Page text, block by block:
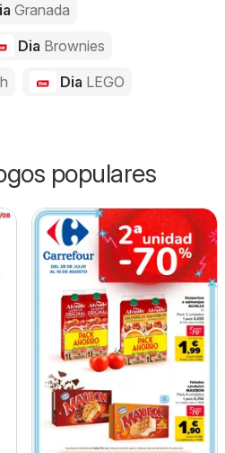
Granada
Dia Brownies
Dia LEGO
populares